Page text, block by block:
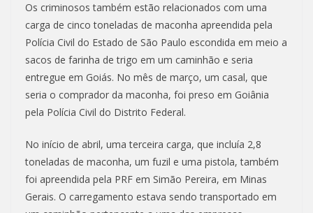
Os criminosos também estão relacionados com uma
carga de cinco toneladas de maconha apreendida pela
Polícia Civil do Estado de São Paulo escondida em meio a
sacos de farinha de trigo em um caminhão e seria
entregue em Goiás. No mês de março, um casal, que
seria o comprador da maconha, foi preso em Goiânia
pela Polícia Civil do Distrito Federal.
No início de abril, uma terceira carga, que incluía 2,8
toneladas de maconha, um fuzil e uma pistola, também
foi apreendida pela PRF em Simão Pereira, em Minas
Gerais. O carregamento estava sendo transportado em